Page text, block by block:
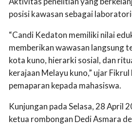
posisi kawasan sebagai
“Candi Kedaton memiliki nilai
memberikan wawasan langsung
kota kuno, hierarki sosial, dan
kerajaan Melayu kuno,” ujar
pemaparan kepada mahasiswa.
Kunjungan pada Selasa, 28 April
ketua rombongan Dedi Asmara